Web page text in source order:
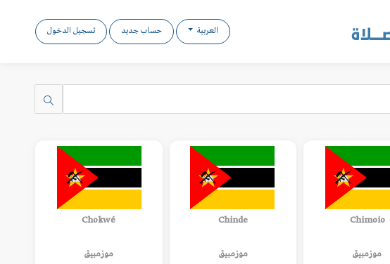
العربية حساب جديد تسجيل الدخول
Chimoio
موزمبيق
Chinde
موزمبيق
Chokwé
موزمبيق